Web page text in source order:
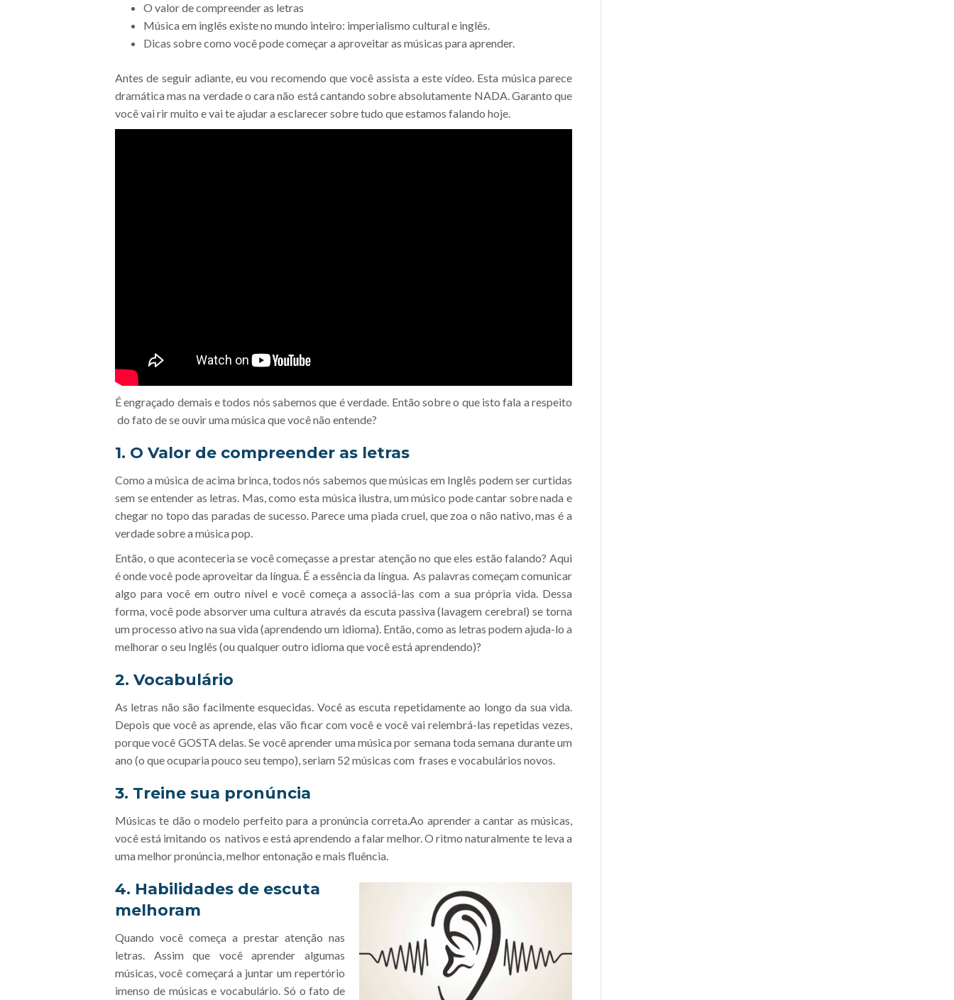
O valor de compreender as letras
Música em inglês existe no mundo inteiro: imperialismo cultural e inglês.
Dicas sobre como você pode começar a aproveitar as músicas para aprender.
Antes de seguir adiante, eu vou recomendo que você assista a este vídeo. Esta música parece
dramática mas na verdade o cara não está cantando sobre absolutamente NADA. Garanto que
você vai rir muito e vai te ajudar a esclarecer sobre tudo que estamos falando hoje.
É engraçado demais e todos nós sabemos que é verdade. Então sobre o que isto fala a respeito
do fato de se ouvir uma música que você não entende?
1. O Valor de compreender as letras
Como a música de acima brinca, todos nós sabemos que músicas em Inglês podem ser curtidas
sem se entender as letras. Mas, como esta música ilustra, um músico pode cantar sobre nada e
chegar no topo das paradas de sucesso. Parece uma piada cruel, que zoa o não nativo, mas é a
verdade sobre a música pop.
Então, o que aconteceria se você começasse a prestar atenção no que eles estão falando? Aqui
é onde você pode aproveitar da língua. É a essência da língua. As palavras começam comunicar
algo para você em outro nível e você começa a associá-las com a sua própria vida. Dessa
forma, você pode absorver uma cultura através da escuta passiva (lavagem cerebral) se torna
um processo ativo na sua vida (aprendendo um idioma). Então, como as letras podem ajuda-lo a
melhorar o seu Inglês (ou qualquer outro idioma que você está aprendendo)?
2. Vocabulário
As letras não são facilmente esquecidas. Você as escuta repetidamente ao longo da sua vida.
Depois que você as aprende, elas vão ficar com você e você vai relembrá-las repetidas vezes,
porque você GOSTA delas. Se você aprender uma música por semana toda semana durante um
ano (o que ocuparia pouco seu tempo), seriam 52 músicas com frases e vocabulários novos.
3. Treine sua pronúncia
Músicas te dão o modelo perfeito para a pronúncia correta.Ao aprender a cantar as músicas,
você está imitando os nativos e está aprendendo a falar melhor. O ritmo naturalmente te leva a
uma melhor pronúncia, melhor entonação e mais fluência.
4. Habilidades de escuta
melhoram
Quando você começa a prestar atenção nas
letras. Assim que você aprender algumas
músicas, você começará a juntar um repertório
imenso de músicas e vocabulário. Só o fato de